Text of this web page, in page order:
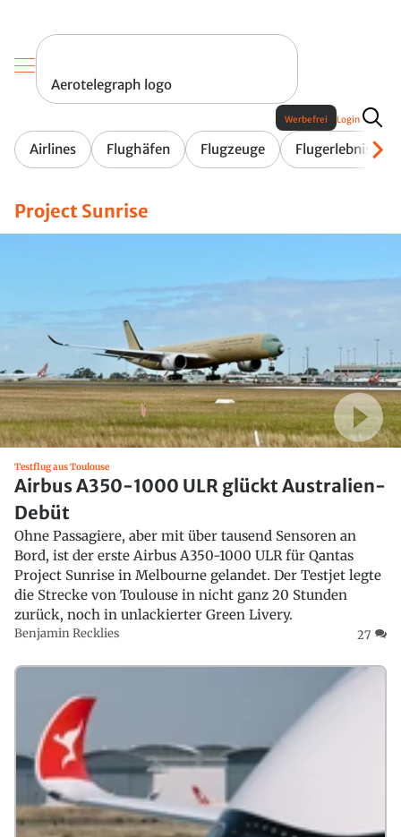
Aerotelegraph logo
Airlines Flughäfen Flugzeuge Flugerlebnis
Werbefrei Login
Project Sunrise
Testflug aus Toulouse
Airbus A350-1000 ULR glückt Australien-
Debüt
Ohne Passagiere, aber mit über tausend Sensoren an
Bord, ist der erste Airbus A350-1000 ULR für Qantas
Project Sunrise in Melbourne gelandet. Der Testjet legte
die Strecke von Toulouse in nicht ganz 20 Stunden
zurück, noch in unlackierter Green Livery.
Benjamin Recklies 27